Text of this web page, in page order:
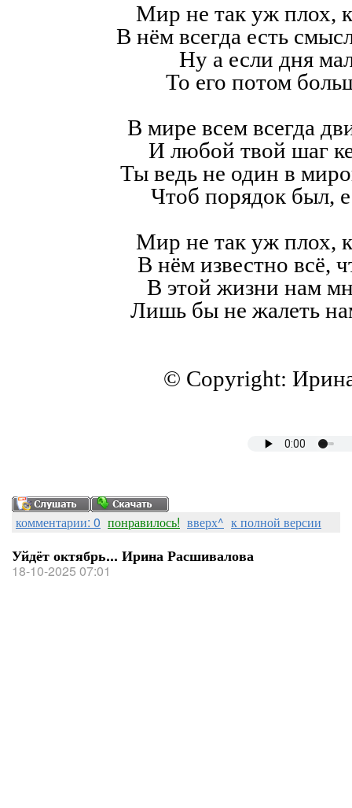
Мир не так уж плох,
В нём всегда есть
Ну а если дня
То его потом
В мире всем всегда
И любой твой шаг
Ты ведь не один в
Чтоб порядок был,
Мир не так уж плох,
В нём известно всё,
В этой жизни нам
Лишь бы не жалеть
© Copyright:
комментарии: 0 понравилось! вверх^ к полной версии
Уйдёт октябрь... Ирина Расшивалова
18-10-2025 07:01